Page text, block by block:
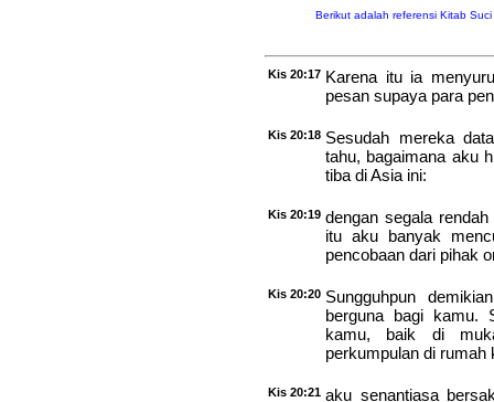
Berikut adalah referensi Kitab
Kis 20:17 Karena itu ia
pesan supaya para
Kis 20:18 Sesudah mereka
tahu, bagaimana aku
tiba di Asia ini:
Kis 20:19 dengan segala
itu aku banyak
pencobaan dari pihak
Kis 20:20 Sungguhpun
berguna bagi kamu.
kamu, baik di
perkumpulan di rumah
Kis 20:21 aku senantiasa